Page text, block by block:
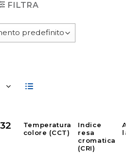
FILTRA
Temperatura
colore (CCT)
Indice
resa
cromatica
(CRI)